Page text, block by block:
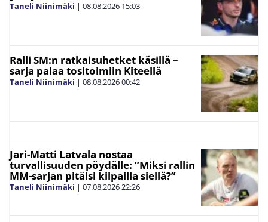
Taneli Niinimäki | 08.08.2026 15:03
Ralli SM:n ratkaisuhetket käsillä –
sarja palaa tositoimiin Kiteellä
Taneli Niinimäki | 08.08.202600:42
Jari-Matti Latvala nostaa
turvallisuuden pöydälle: ”Miksi rallin
MM-sarjan pitäisi kilpailla siellä?”
Taneli Niinimäki | 07.08.2026 22:26